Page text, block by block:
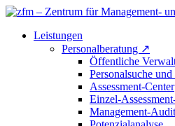
Leistungen
Personalberatung ↗
Öffentliche
Personalsuche
Assessment-Center
Einzel-
Management-